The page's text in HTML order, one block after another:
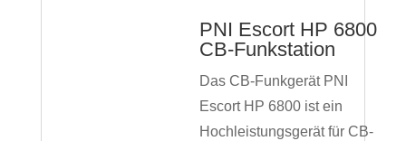
PNI Escort HP 6800
CB-Funkstation
Das CB-Funkgerät PNI
Escort HP 6800 ist ein
Hochleistungsgerät für CB-